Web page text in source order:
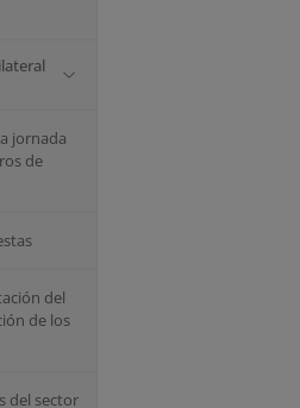
jornada
de
del
de los
del sector